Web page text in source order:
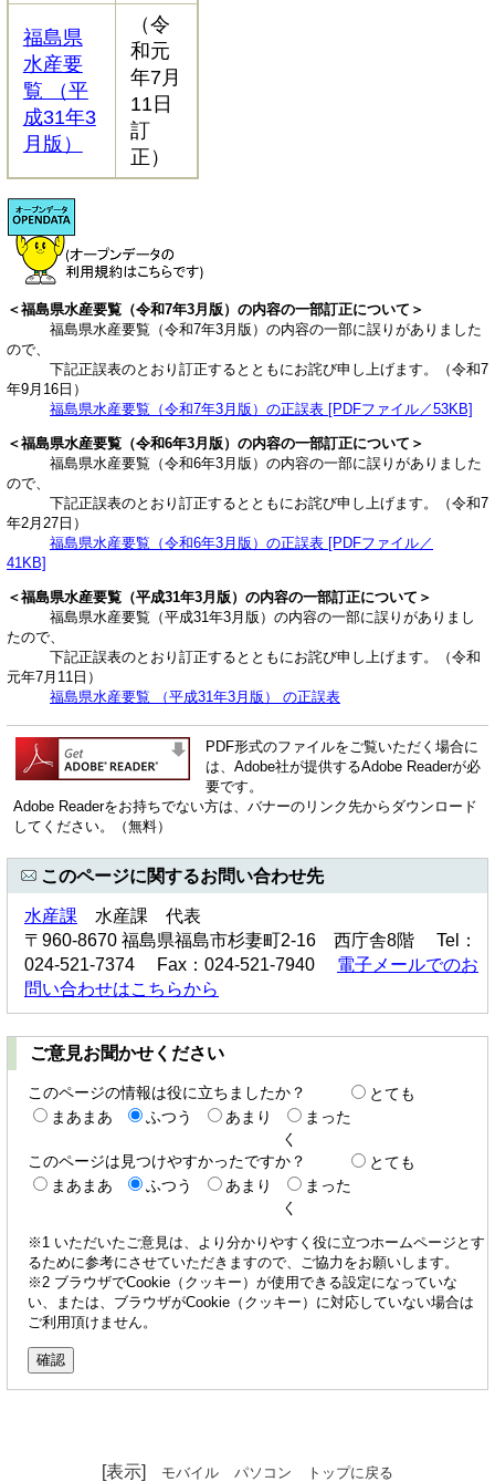
福島県
水産要
覧 （平
成31年3
月版）
（令
和元
年7月
11日
訂
正）
＜福島県水産要覧（令和7年3月版）の内容の一部訂正について＞
福島県水産要覧（令和7年3月版）の内容の一部に誤りがありました
ので、
​ 下記正誤表のとおり訂正するとともにお詫び申し上げます。（令和7
年9月16日）
​福島県水産要覧（令和7年3月版）の正誤表 [PDFファイル／53KB]
＜福島県水産要覧（令和6年3月版）の内容の一部訂正について＞
福島県水産要覧（令和6年3月版）の内容の一部に誤りがありました
ので、
​ 下記正誤表のとおり訂正するとともにお詫び申し上げます。（令和7
年2月27日）
福島県水産要覧（令和6年3月版）の正誤表 [PDFファイル／
41KB]
＜福島県水産要覧（平成31年3月版）の内容の一部訂正について＞
福島県水産要覧（平成31年3月版）の内容の一部に誤りがありまし
たので、
下記正誤表のとおり訂正するとともにお詫び申し上げます。（令和
元年7月11日）
福島県水産要覧 （平成31年3月版） の正誤表
PDF形式のファイルをご覧いただく場合に
は、Adobe社が提供するAdobe Readerが必
要です。
Adobe Readerをお持ちでない方は、バナーのリンク先からダウンロード
してください。（無料）
このページに関するお問い合わせ先
水産課 水産課 代表
〒960-8670 福島県福島市杉妻町2-16 西庁舎8階 Tel：
024-521-7374 Fax：024-521-7940 電子メールでのお
問い合わせはこちらから
ご意見お聞かせください
このページの情報は役に立ちましたか？
とても
まあまあ
ふつう あまり
まった
く
このページは見つけやすかったですか？
とても
まあまあ
ふつう あまり
まった
く
※1 いただいたご意見は、より分かりやすく役に立つホームページとす
るために参考にさせていただきますので、ご協力をお願いします。
※2 ブラウザでCookie（クッキー）が使用できる設定になっていな
い、または、ブラウザがCookie（クッキー）に対応していない場合は
ご利用頂けません。
[表示] モバイル パソコン トップに戻る